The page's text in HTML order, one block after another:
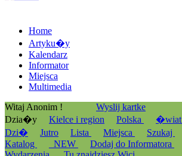
Home
Artyku�y
Kalendarz
Informator
Miejsca
Multimedia
Witaj Anonim !
Wyslij kartke
Dzia�y
Kielce i region Polska �wiat
Dzi�
Jutro Lista Miejsca Szukaj
Katalog
_NEW Dodaj do Informatora